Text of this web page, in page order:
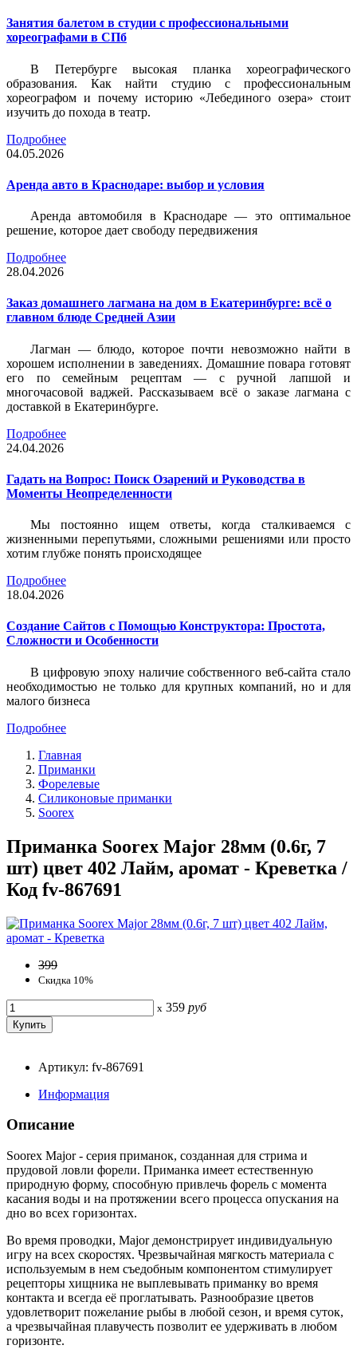
Занятия балетом в студии с профессиональными
хореографами в СПб
В Петербурге высокая планка хореографического
образования. Как найти студию с профессиональным
хореографом и почему историю «Лебединого озера» стоит
изучить до похода в театр.
Подробнее
04.05.2026
Аренда авто в Краснодаре: выбор и условия
Аренда автомобиля в Краснодаре — это оптимальное
решение, которое дает свободу передвижения
Подробнее
28.04.2026
Заказ домашнего лагмана на дом в Екатеринбурге: всё о
главном блюде Средней Азии
Лагман — блюдо, которое почти невозможно найти в
хорошем исполнении в заведениях. Домашние повара готовят
его по семейным рецептам — с ручной лапшой и
многочасовой ваджей. Рассказываем всё о заказе лагмана с
доставкой в Екатеринбурге.
Подробнее
24.04.2026
Гадать на Вопрос: Поиск Озарений и Руководства в
Моменты Неопределенности
Мы постоянно ищем ответы, когда сталкиваемся с
жизненными перепутьями, сложными решениями или просто
хотим глубже понять происходящее
Подробнее
18.04.2026
Создание Сайтов с Помощью Конструктора: Простота,
Сложности и Особенности
В цифровую эпоху наличие собственного веб-сайта стало
необходимостью не только для крупных компаний, но и для
малого бизнеса
Подробнее
Главная
Приманки
Форелевые
Силиконовые приманки
Soorex
Приманка Soorex Major 28мм (0.6г, 7
шт) цвет 402 Лайм, аромат - Креветка /
Код fv-867691
399
Скидка 10%
x 359 руб
Артикул: fv-867691
Информация
Описание
Soorex Major - серия приманок, созданная для стрима и
прудовой ловли форели. Приманка имеет естественную
природную форму, способную привлечь форель с момента
касания воды и на протяжении всего процесса опускания на
дно во всех горизонтах.
Во время проводки, Major демонстрирует индивидуальную
игру на всех скоростях. Чрезвычайная мягкость материала с
используемым в нем съедобным компонентом стимулирует
рецепторы хищника не выплевывать приманку во время
контакта и всегда её проглатывать. Разнообразие цветов
удовлетворит пожелание рыбы в любой сезон, и время суток,
а чрезвычайная плавучесть позволит ее удерживать в любом
горизонте.